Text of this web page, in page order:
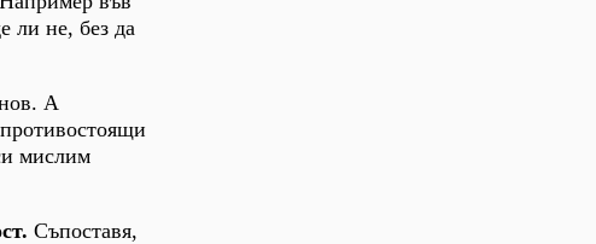
ли не, без да
А
мислим
Съпоставя,